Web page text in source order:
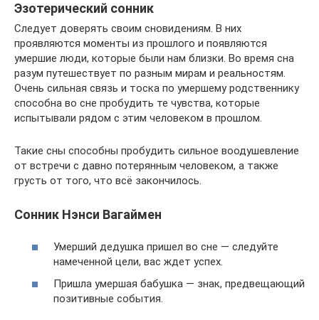
Эзотерический сонник
Следует доверять своим сновидениям. В них
проявляются моменты из прошлого и появляются
умершие люди, которые были нам близки. Во время сна
разум путешествует по разным мирам и реальностям.
Очень сильная связь и тоска по умершему родственнику
способна во сне пробудить те чувства, которые
испытывали рядом с этим человеком в прошлом.
Такие сны способны пробудить сильное воодушевление
от встречи с давно потерянным человеком, а также
грусть от того, что всё закончилось.
Сонник Нэнси Вагаймен
Умерший дедушка пришел во сне — следуйте
намеченной цели, вас ждет успех.
Пришла умершая бабушка — знак, предвещающий
позитивные события.